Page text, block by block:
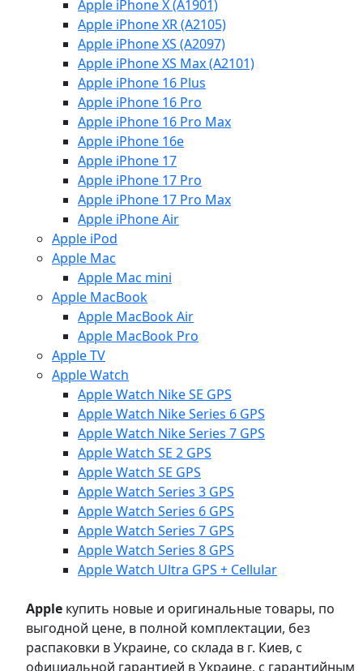
Apple iPhone X (A1901)
Apple iPhone XR (A2105)
Apple iPhone XS (A2097)
Apple iPhone XS Max (A2101)
Apple iPhone 16 Plus
Apple iPhone 16 Pro
Apple iPhone 16 Pro Max
Apple iPhone 16e
Apple iPhone 17
Apple iPhone 17 Pro
Apple iPhone 17 Pro Max
Apple iPhone Air
Apple iPod
Apple Mac
Apple Mac mini
Apple MacBook
Apple MacBook Air
Apple MacBook Pro
Apple TV
Apple Watch
Apple Watch Nike SE GPS
Apple Watch Nike Series 6 GPS
Apple Watch Nike Series 7 GPS
Apple Watch SE 2 GPS
Apple Watch SE GPS
Apple Watch Series 3 GPS
Apple Watch Series 6 GPS
Apple Watch Series 7 GPS
Apple Watch Series 8 GPS
Apple Watch Ultra GPS + Cellular
Apple купить новые и оригинальные товары, по
выгодной цене, в полной комплектации, без
распаковки в Украине, со склада в г. Киев, с
официальной гарантией в Украине, с гарантийным